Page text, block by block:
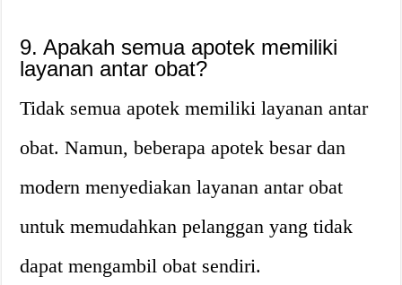
9. Apakah semua apotek memiliki
layanan antar obat?
Tidak semua apotek memiliki layanan antar
obat. Namun, beberapa apotek besar dan
modern menyediakan layanan antar obat
untuk memudahkan pelanggan yang tidak
dapat mengambil obat sendiri.